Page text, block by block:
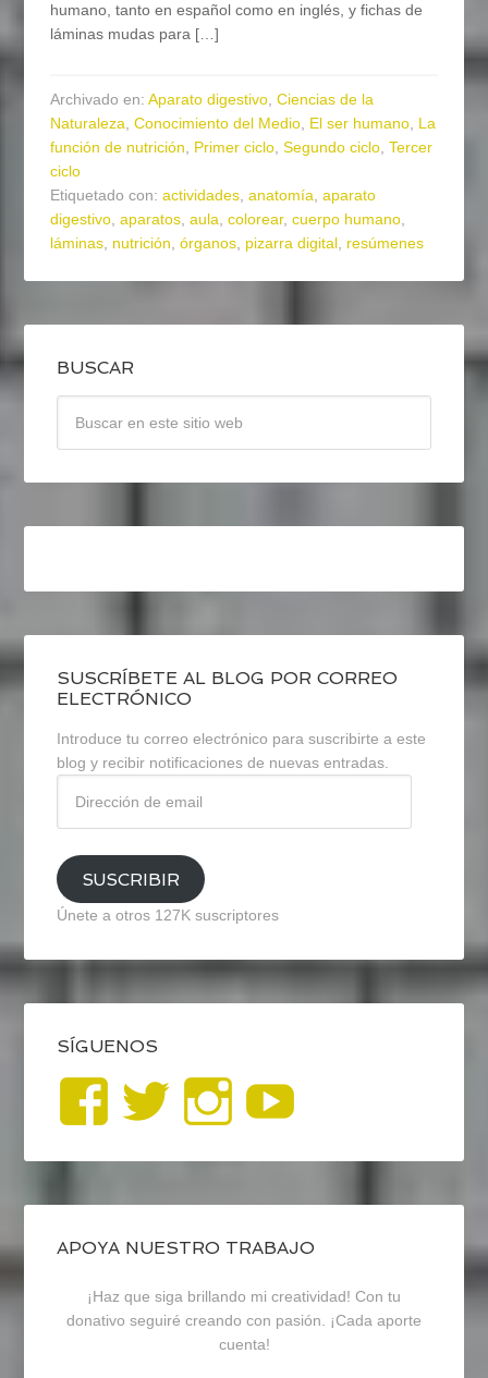
humano, tanto en español como en inglés, y fichas de
láminas mudas para […]
Archivado en:Aparato digestivo,Ciencias de la
Naturaleza,Conocimiento del Medio, El ser humano, La
función de nutrición, Primer ciclo,Segundo ciclo,Tercer
ciclo
Etiquetado con:actividades,anatomía,aparato
digestivo,aparatos,aula,colorear,cuerpo humano,
láminas, nutrición,órganos, pizarra digital, resúmenes
BUSCAR
SUSCRÍBETE AL BLOG POR CORREO
ELECTRÓNICO
Introduce tu correo electrónico para suscribirte a este
blog y recibir notificaciones de nuevas entradas.
email
SUSCRIBIR
Únete a otros 127K suscriptores
SÍGUENOS
Ver
perfil
de
blogrecursosep
en
Ver
perfil
de
recursosep
en
Ver
perfil
de
recursosep
en
APOYA NUESTRO TRABAJO
¡Haz que siga brillando mi creatividad! Con tu
donativo seguiré creando con pasión. ¡Cada aporte
cuenta!